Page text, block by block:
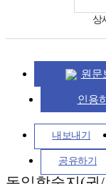
상
원문
인용
내보내기
공유하기